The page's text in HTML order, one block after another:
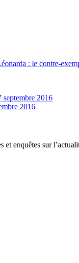
: le contre-
septembre 2016
2016
enquêtes sur